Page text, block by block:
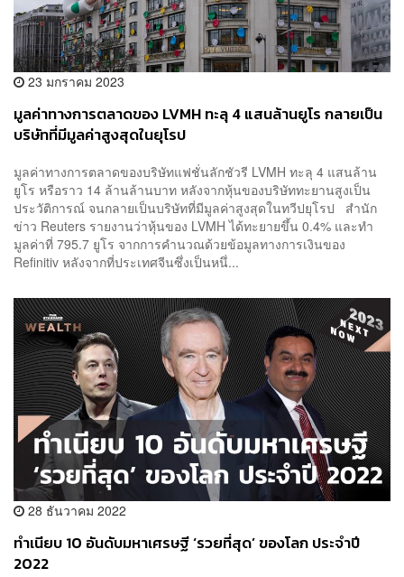
23 มกราคม 2023
มูลค่าทางการตลาดของ LVMH ทะลุ 4 แสนล้านยูโร กลายเป็น
บริษัทที่มีมูลค่าสูงสุดในยุโรป
มูลค่าทางการตลาดของบริษัทแฟชั่นลักชัวรี LVMH ทะลุ 4 แสนล้าน
ยูโร หรือราว 14 ล้านล้านบาท หลังจากหุ้นของบริษัททะยานสูงเป็น
ประวัติการณ์ จนกลายเป็นบริษัทที่มีมูลค่าสูงสุดในทวีปยุโรป สำนัก
ข่าว Reuters รายงานว่าหุ้นของ LVMH ได้ทะยายขึ้น 0.4% และทำ
มูลค่าที่ 795.7 ยูโร จากการคำนวณด้วยข้อมูลทางการเงินของ
Refinitiv หลังจากที่ประเทศจีนซึ่งเป็นหนึ่...
28 ธันวาคม 2022
ทำเนียบ 10 อันดับมหาเศรษฐี ‘รวยที่สุด’ ของโลก ประจำปี
2022